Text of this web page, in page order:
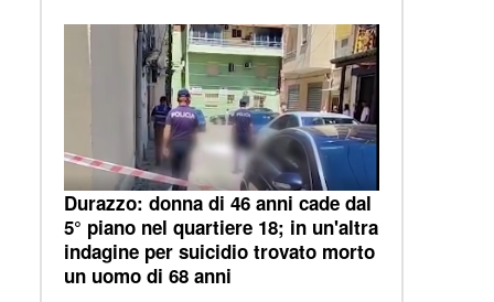
Durazzo: donna di 46 anni cade dal
5° piano nel quartiere 18; in un'altra
indagine per suicidio trovato morto
un uomo di 68 anni